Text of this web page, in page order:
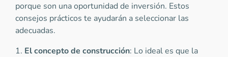
porque son una oportunidad de inversión. Estos
consejos prácticos te ayudarán a seleccionar las
adecuadas.
1. El concepto de construcción: Lo ideal es que la